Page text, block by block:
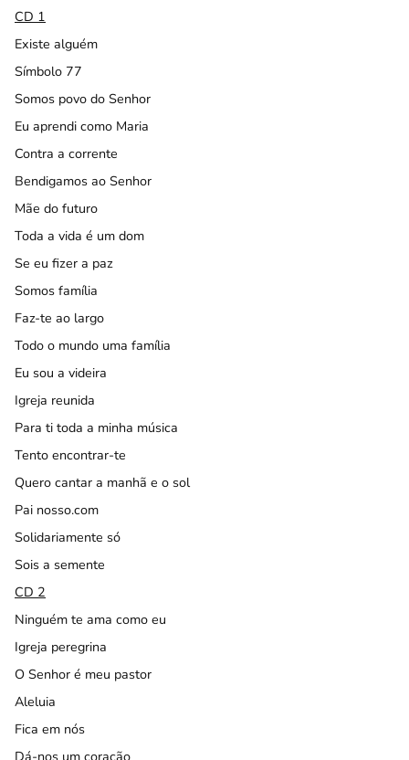
CD 1
Existe alguém
Símbolo 77
Somos povo do Senhor
Eu aprendi como Maria
Contra a corrente
Bendigamos ao Senhor
Mãe do futuro
Toda a vida é um dom
Se eu fizer a paz
Somos família
Faz-te ao largo
Todo o mundo uma família
Eu sou a videira
Igreja reunida
Para ti toda a minha música
Tento encontrar-te
Quero cantar a manhã e o sol
Pai nosso.com
Solidariamente só
Sois a semente
CD 2
Ninguém te ama como eu
Igreja peregrina
O Senhor é meu pastor
Aleluia
Fica em nós